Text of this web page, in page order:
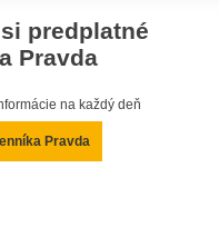
predplatné
Pravda
na každý deň
Pravda